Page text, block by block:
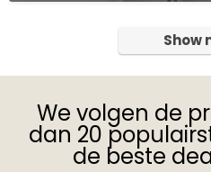
Show
We volgen de
dan 20
de beste